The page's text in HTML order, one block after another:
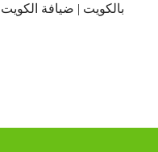
بالكويت | ضيافة الكويت